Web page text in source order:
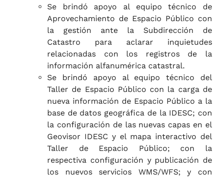
Se brindó apoyo al equipo técnico de
Aprovechamiento de Espacio Público con
la gestión ante la Subdirección de
Catastro para aclarar inquietudes
relacionadas con los registros de la
información alfanumérica catastral.
Se brindó apoyo al equipo técnico del
Taller de Espacio Público con la carga de
nueva información de Espacio Público a la
base de datos geográfica de la IDESC; con
la configuración de las nuevas capas en el
Geovisor IDESC y el mapa interactivo del
Taller de Espacio Público; con la
respectiva configuración y publicación de
los nuevos servicios WMS/WFS; y con